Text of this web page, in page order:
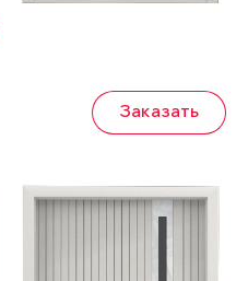
Заказать